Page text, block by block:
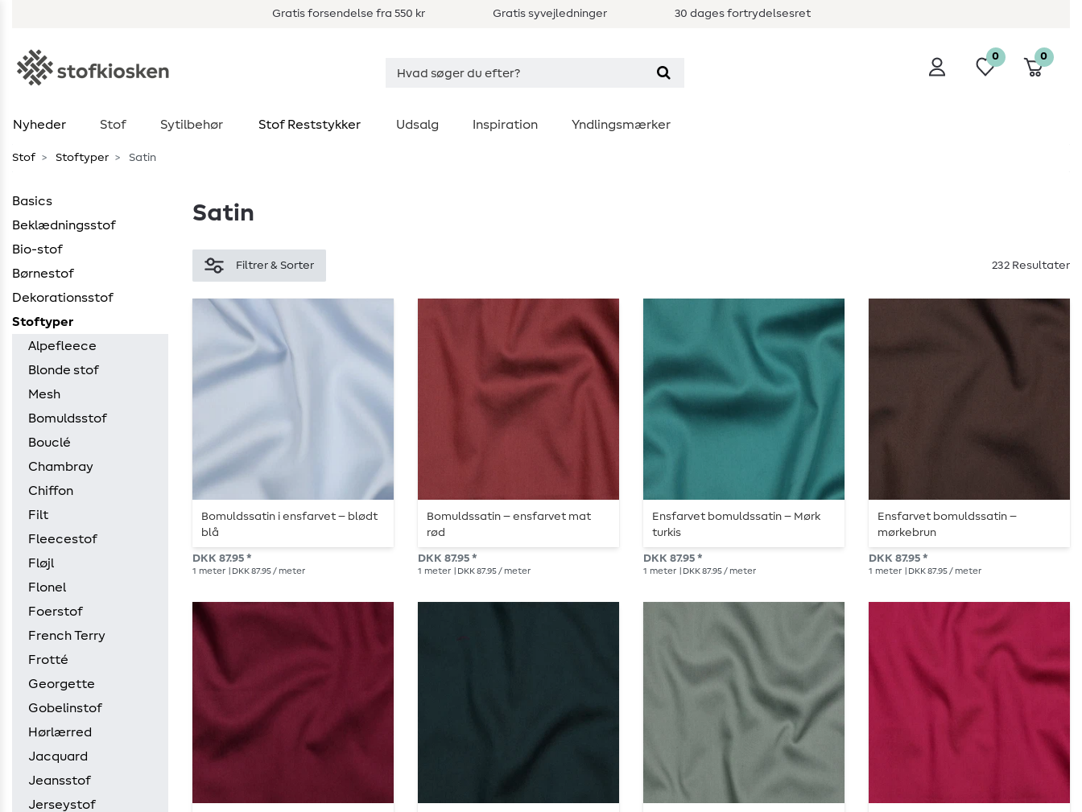
Gratis forsendelse fra 550 kr Gratis syvejledninger 30 dages fortrydelsesret
0 0
Nyheder Stof Sytilbehør Stof Reststykker Udsalg Inspiration Yndlingsmærker
Stof Stoftyper Satin
Basics
Beklædningsstof
Bio-stof
Børnestof
Dekorationsstof
Stoftyper
Alpefleece
Blonde stof
Mesh
Bomuldsstof
Bouclé
Chambray
Chiffon
Filt
Fleecestof
Fløjl
Flonel
Foerstof
French Terry
Frotté
Georgette
Gobelinstof
Hørlærred
Jacquard
Jeansstof
Jerseystof
Satin
Filtrer & Sorter 232 Resultater
Bomuldssatin i ensfarvet – blødt
blå
DKK 87.95 *
1 meter | DKK 87.95 / meter
Bomuldssatin – ensfarvet mat
rød
DKK 87.95 *
1 meter | DKK 87.95 / meter
Ensfarvet bomuldssatin – Mørk
turkis
DKK 87.95 *
1 meter | DKK 87.95 / meter
Ensfarvet bomuldssatin –
mørkebrun
DKK 87.95 *
1 meter | DKK 87.95 / meter